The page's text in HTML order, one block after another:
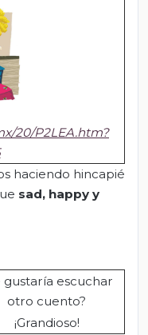
20/P2LEA.htm?
haciendo hincapié
sad, happy y
gustaría escuchar
otro cuento?
¡Grandioso!